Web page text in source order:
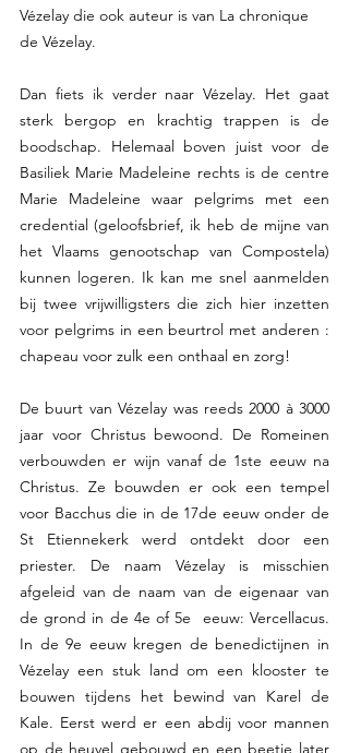
Vézelay die ook auteur is van La chronique
de Vézelay.
Dan fiets ik verder naar Vézelay. Het gaat
sterk bergop en krachtig trappen is de
boodschap. Helemaal boven juist voor de
Basiliek Marie Madeleine rechts is de centre
Marie Madeleine waar pelgrims met een
credential (geloofsbrief, ik heb de mijne van
het Vlaams genootschap van Compostela)
kunnen logeren. Ik kan me snel aanmelden
bij twee vrijwilligsters die zich hier inzetten
voor pelgrims in een beurtrol met anderen :
chapeau voor zulk een onthaal en zorg!
De buurt van Vézelay was reeds 2000 à 3000
jaar voor Christus bewoond. De Romeinen
verbouwden er wijn vanaf de 1ste eeuw na
Christus. Ze bouwden er ook een tempel
voor Bacchus die in de 17de eeuw onder de
St Etiennekerk werd ontdekt door een
priester. De naam Vézelay is misschien
afgeleid van de naam van de eigenaar van
de grond in de 4e of 5e  eeuw: Vercellacus.
In de 9e eeuw kregen de benedictijnen in
Vézelay een stuk land om een klooster te
bouwen tijdens het bewind van Karel de
Kale. Eerst werd er een abdij voor mannen
op de heuvel gebouwd en een beetje later